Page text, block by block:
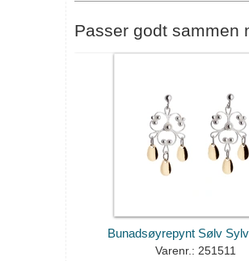
Passer godt sammen
Bunadsøyrepynt Sølv
Varenr.: 251511